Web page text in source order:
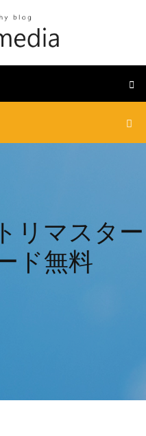
リマスター
ド無料